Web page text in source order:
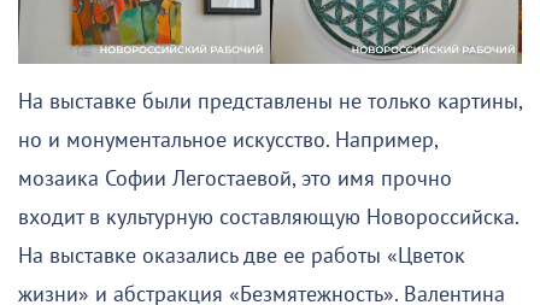
На выставке были представлены не только картины,
но и монументальное искусство. Например,
мозаика Софии Легостаевой, это имя прочно
входит в культурную составляющую Новороссийска.
На выставке оказались две ее работы «Цветок
жизни» и абстракция «Безмятежность». Валентина